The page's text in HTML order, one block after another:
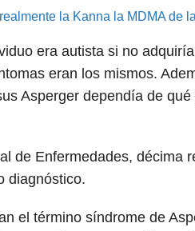
la Kanna la MDMA de
era autista si no
eran los mismos.
Asperger dependía de
de Enfermedades, décima
diagnóstico.
el término síndrome de